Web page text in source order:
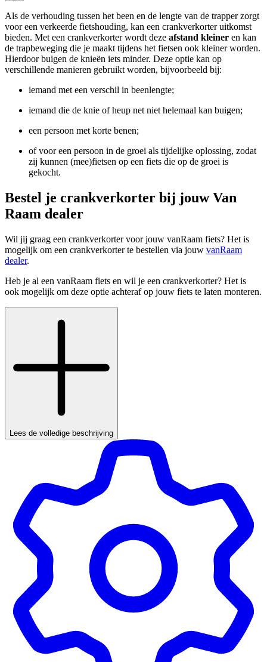
Als de verhouding tussen het been en de lengte van de trapper zorgt
voor een verkeerde fietshouding, kan een crankverkorter uitkomst
bieden. Met een crankverkorter wordt deze afstand kleiner en kan
de trapbeweging die je maakt tijdens het fietsen ook kleiner worden.
Hierdoor buigen de knieën iets minder. Deze optie kan op
verschillende manieren gebruikt worden, bijvoorbeeld bij:
iemand met een verschil in beenlengte;
iemand die de knie of heup net niet helemaal kan buigen;
een persoon met korte benen;
​of voor een persoon in de groei als tijdelijke oplossing, zodat
zij kunnen (mee)fietsen op een fiets die op de groei is
gekocht.
Bestel je crankverkorter bij jouw Van
Raam dealer
Wil jij graag een crankverkorter voor jouw vanRaam fiets? Het is
mogelijk om een crankverkorter te bestellen via jouw vanRaam
dealer.
Heb je al een vanRaam fiets en wil je een crankverkorter? Het is
ook mogelijk om deze optie achteraf op jouw fiets te laten monteren.
Lees de volledige beschrijving